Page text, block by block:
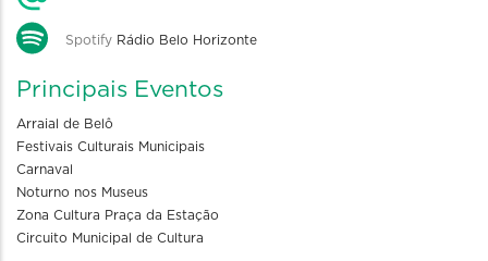
Spotify Rádio Belo Horizonte
Principais Eventos
Arraial de Belô
Festivais Culturais Municipais
Carnaval
Noturno nos Museus
Zona Cultura Praça da Estação
Circuito Municipal de Cultura